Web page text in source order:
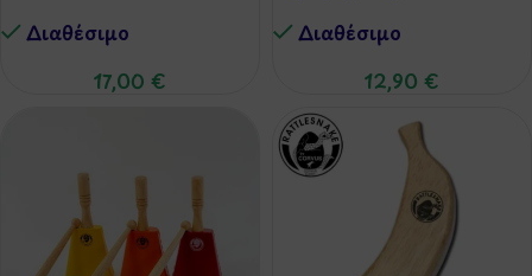
Διαθέσιμo
17,00 €
Διαθέσιμo
12,90 €